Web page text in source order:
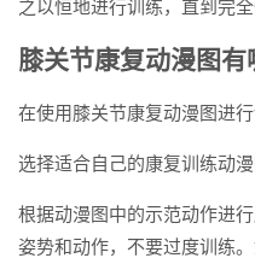
之以恒地进行训练，直到完
膝关节康复动漫图有
在使用膝关节康复动漫图进
选择适合自己的康复训练动漫
根据动漫图中的示范动作进
姿势和动作，不要过度训练